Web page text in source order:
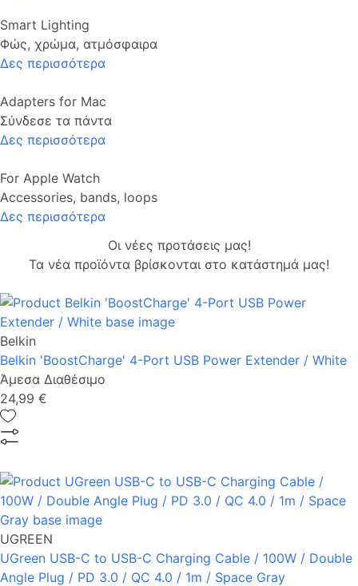
Smart Lighting
Φώς, χρώμα, ατμόσφαιρα
Δες περισσότερα
Adapters for Mac
Σύνδεσε τα πάντα
Δες περισσότερα
For Apple Watch
Accessories, bands, loops
Δες περισσότερα
Οι νέες προτάσεις μας!
Τα νέα προϊόντα βρίσκονται στο κατάστημά μας!
Belkin
Belkin 'BoostCharge' 4-Port USB Power Extender / White
Άμεσα Διαθέσιμο
24,99 €
UGREEN
UGreen USB-C to USB-C Charging Cable / 100W / Double
Angle Plug / PD 3.0 / QC 4.0 / 1m / Space Gray